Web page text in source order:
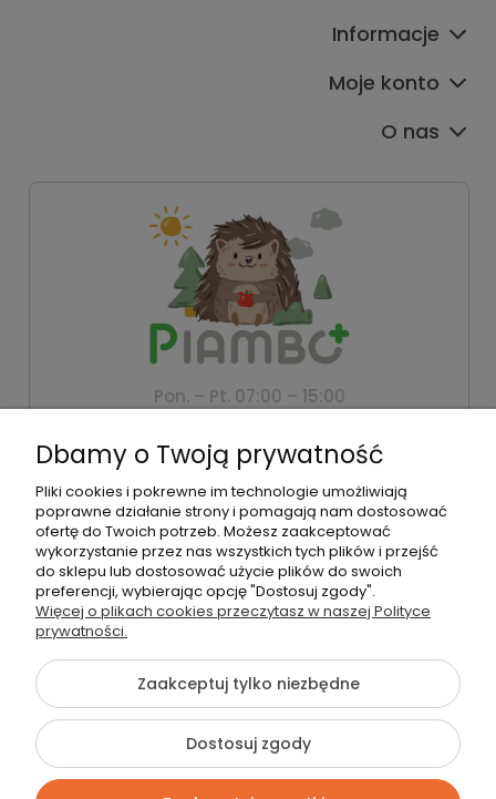
Informacje
Moje konto
O nas
Pon. – Pt. 07:00 – 15:00
biuro@piambo.pl
Montanus | Piambo - akcesoria dla dzieci i niemowlaków |
Łętownia 585, 34-242 Łętownia | NIP: 5521713745 | REGON:
122493940 | Email:biuro@piambo.pl| Telefon:500 802 805
©2026 Wszelkie Prawa Zastrzeżone | Piambo
Szablon Flex byEcommercy
Pokaż pełną wersję strony
Dbamy o Twoją prywatność
Pliki cookies i pokrewne im technologie umożliwiają
poprawne działanie strony i pomagają nam dostosować
ofertę do Twoich potrzeb. Możesz zaakceptować
wykorzystanie przez nas wszystkich tych plików i przejść
do sklepu lub dostosować użycie plików do swoich
preferencji, wybierając opcję "Dostosuj zgody".
Więcej o plikach cookies przeczytasz w naszej Polityce
prywatności.
Zaakceptuj tylko niezbędne
Dostosuj zgody